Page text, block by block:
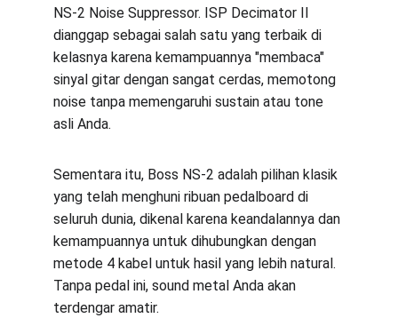
NS-2 Noise Suppressor. ISP Decimator II
dianggap sebagai salah satu yang terbaik di
kelasnya karena kemampuannya "membaca"
sinyal gitar dengan sangat cerdas, memotong
noise tanpa memengaruhi sustain atau tone
asli Anda.
Sementara itu, Boss NS-2 adalah pilihan klasik
yang telah menghuni ribuan pedalboard di
seluruh dunia, dikenal karena keandalannya dan
kemampuannya untuk dihubungkan dengan
metode 4 kabel untuk hasil yang lebih natural.
Tanpa pedal ini, sound metal Anda akan
terdengar amatir.